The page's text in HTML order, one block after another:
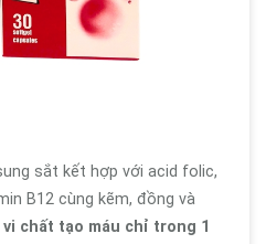
sắt kết hợp với acid folic,
B12 cùng kẽm, đồng và
vi chất tạo máu chỉ trong 1